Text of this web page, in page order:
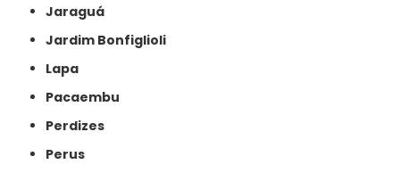
Jaraguá
Jardim Bonfiglioli
Lapa
Pacaembu
Perdizes
Perus